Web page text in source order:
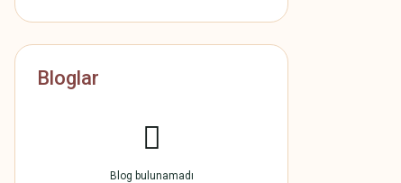
Bloglar
Blog bulunamadı